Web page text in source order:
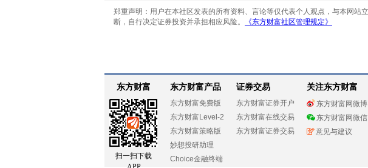
东方财富
扫一扫下载
东方财富产品
东方财富免费版
东方财富Level-2
东方财富策略版
妙想投研助理
Choice金融终端
证券交易
东方财富证券开户
东方财富在线交易
东方财富证券交易
关注东方财富
东方财富网微博
东方财富网微信
意见与建议